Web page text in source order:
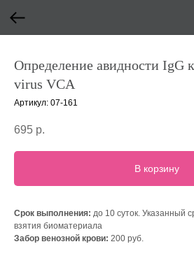
Определение авидности IgG
virus VCA
Артикул: 07-161
695 р.
В корзину
Срок выполнения: до 10 суток. Указанный
взятия биоматериала
Забор венозной крови: 200 руб.